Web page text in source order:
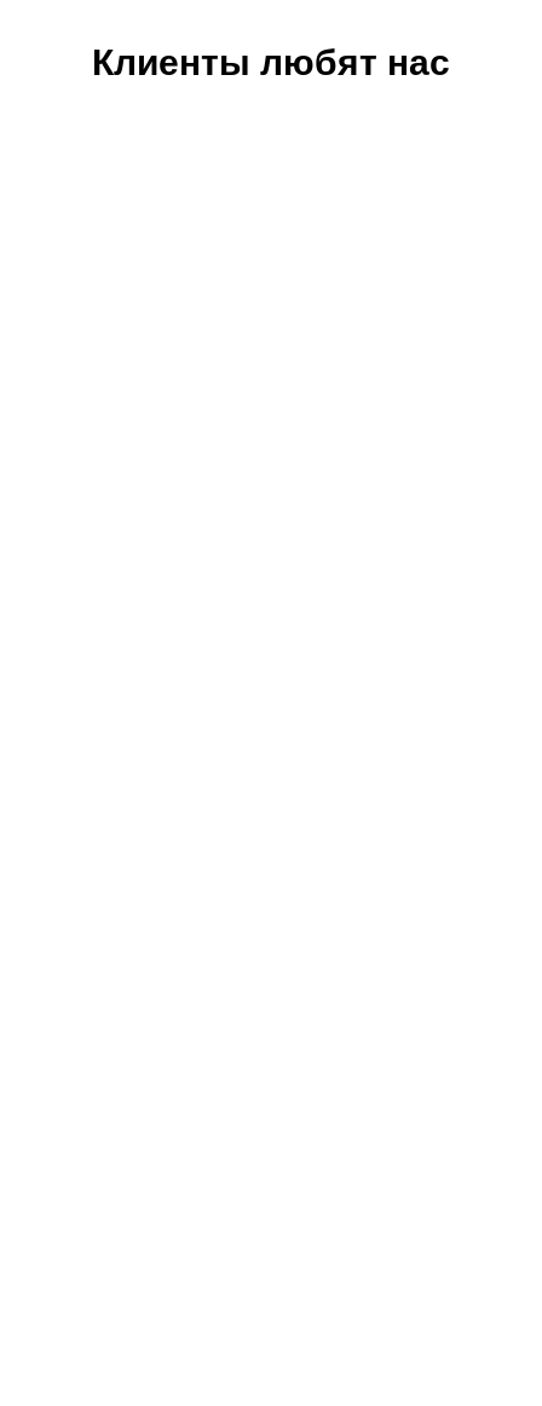
Клиенты любят нас